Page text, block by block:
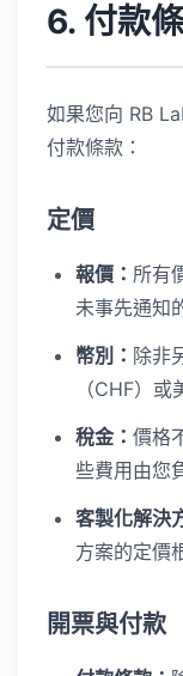
6. 付款
如果您向 RB
付款條款：
定價
報價： 所有
未事先通知
幣別： 除非
（CHF）
稅金： 價格
些費用由您
客製化解決
方案的定價
開票與付款